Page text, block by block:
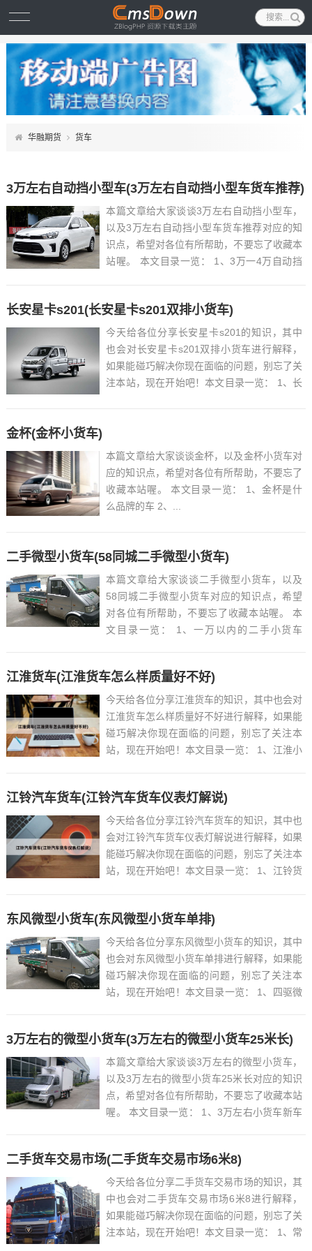
华融期货 货车
3万左右自动挡小型车(3万左右自动挡小型车货车推荐)
本篇文章给大家谈谈3万左右自动挡小型车，
以及3万左右自动挡小型车货车推荐对应的知
识点，希望对各位有所帮助，不要忘了收藏本
站喔。 本文目录一览： 1、3万一4万自动挡
长安星卡s201(长安星卡s201双排小货车)
今天给各位分享长安星卡s201的知识，其中
也会对长安星卡s201双排小货车进行解释，
如果能碰巧解决你现在面临的问题，别忘了关
注本站，现在开始吧！本文目录一览： 1、长
金杯(金杯小货车)
本篇文章给大家谈谈金杯，以及金杯小货车对
应的知识点，希望对各位有所帮助，不要忘了
收藏本站喔。 本文目录一览： 1、金杯是什
么品牌的车 2、...
二手微型小货车(58同城二手微型小货车)
本篇文章给大家谈谈二手微型小货车，以及
58同城二手微型小货车对应的知识点，希望
对各位有所帮助，不要忘了收藏本站喔。 本
文目录一览： 1、一万以内的二手小货车
江淮货车(江淮货车怎么样质量好不好)
今天给各位分享江淮货车的知识，其中也会对
江淮货车怎么样质量好不好进行解释，如果能
碰巧解决你现在面临的问题，别忘了关注本
站，现在开始吧！本文目录一览： 1、江淮小
江铃汽车货车(江铃汽车货车仪表灯解说)
今天给各位分享江铃汽车货车的知识，其中也
会对江铃汽车货车仪表灯解说进行解释，如果
能碰巧解决你现在面临的问题，别忘了关注本
站，现在开始吧！本文目录一览： 1、江铃货
东风微型小货车(东风微型小货车单排)
今天给各位分享东风微型小货车的知识，其中
也会对东风微型小货车单排进行解释，如果能
碰巧解决你现在面临的问题，别忘了关注本
站，现在开始吧！本文目录一览： 1、四驱微
3万左右的微型小货车(3万左右的微型小货车25米长)
本篇文章给大家谈谈3万左右的微型小货车，
以及3万左右的微型小货车25米长对应的知识
点，希望对各位有所帮助，不要忘了收藏本站
喔。 本文目录一览： 1、3万左右小货车新车
二手货车交易市场(二手货车交易市场6米8)
今天给各位分享二手货车交易市场的知识，其
中也会对二手货车交易市场6米8进行解释，
如果能碰巧解决你现在面临的问题，别忘了关
注本站，现在开始吧！本文目录一览： 1、常